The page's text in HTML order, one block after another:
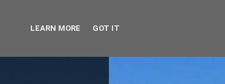
LEARN MORE GOT IT